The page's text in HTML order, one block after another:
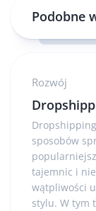
Podobne
Rozwój
sposobów
tajemnic i
wątpliwości
stylu. W tym